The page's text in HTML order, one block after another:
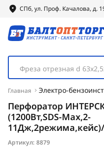
СПб, ул. Проф. Качалова, д.
Фреза отрезная d
Главная Электро-
Перфоратор
(1200Вт,SDS-Max,2-
11Дж,2режима,кейс)/
Артикул: 8879